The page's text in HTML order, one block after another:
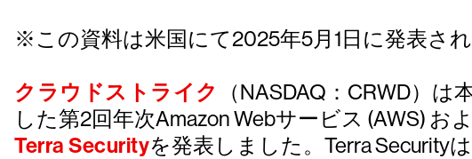
※この資料は米国にて2025年5月1日に発表さ
クラウドストライク （NASDAQ：CRWD）
した第2回年次Amazon Webサービス (AWS)
Terra Securityを発表しました。Terra Security